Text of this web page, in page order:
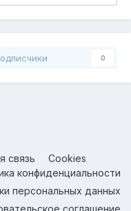
0
связь
Cookies
конфиденциальности
персональных данных